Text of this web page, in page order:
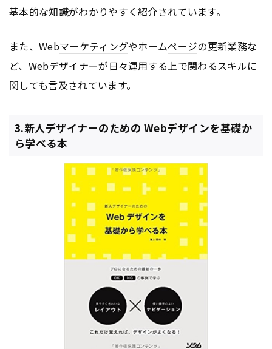
基本的な知識がわかりやすく紹介されています。
また、Webマーケティングやホームページの更新業務な
ど、Webデザイナーが日々運用する上で関わるスキルに
関しても言及されています。
3.新人デザイナーのための Webデザインを基礎か
ら学べる本